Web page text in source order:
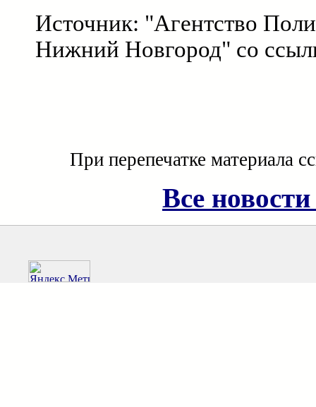
Источник: "Агентство
Нижний Новгород" со
При перепечатке материала
Все